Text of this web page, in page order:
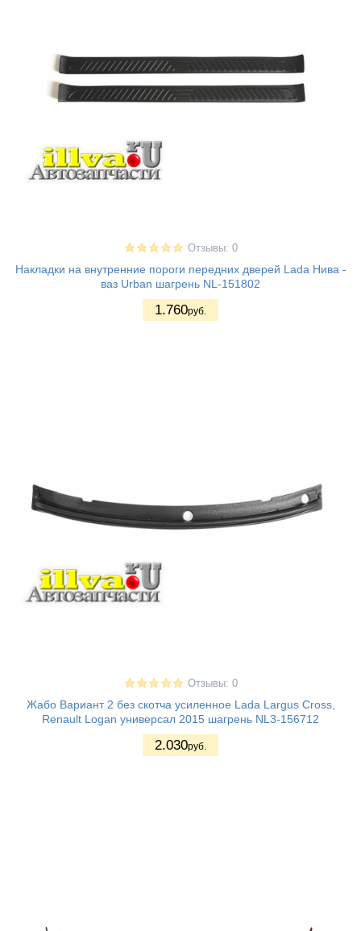
Отзывы: 0
Накладки на внутренние пороги передних дверей Lada Нива -
ваз Urban шагрень NL-151802
1.760руб.
Отзывы: 0
Жабо Вариант 2 без скотча усиленное Lada Largus Cross,
Renault Logan универсал 2015 шагрень NL3-156712
2.030руб.